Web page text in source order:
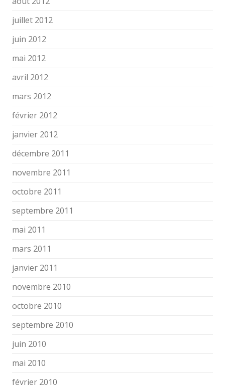
juillet 2012
juin 2012
mai 2012
avril 2012
mars 2012
février 2012
janvier 2012
décembre 2011
novembre 2011
octobre 2011
septembre 2011
mai 2011
mars 2011
janvier 2011
novembre 2010
octobre 2010
septembre 2010
juin 2010
mai 2010
février 2010